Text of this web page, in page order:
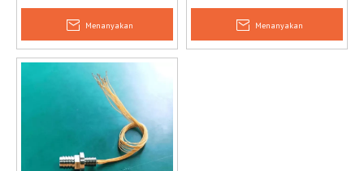
Aplikasi Bawah Air
Menanyakan
Penelitian Kelautan
Menanyakan